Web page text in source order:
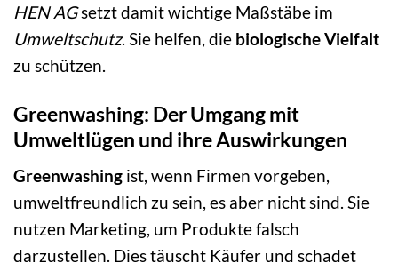
HEN AGsetzt damit wichtige Maßstäbe im
Umweltschutz. Sie helfen, die biologische Vielfalt
zu schützen.
Greenwashing: Der Umgang mit
Umweltlügen und ihre Auswirkungen
Greenwashing ist, wenn Firmen vorgeben,
umweltfreundlich zu sein, es aber nicht sind. Sie
nutzen Marketing, um Produkte falsch
darzustellen. Dies täuscht Käufer und schadet